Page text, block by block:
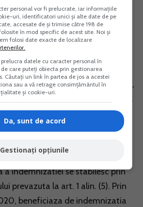
in baza Legii nr. 1/2005,
ulterioare, ale caror
se retin si se platesc de
prin declaratia privind
contributiilor sociale, impozitului
nominala a persoanelor asigurate,
la art. 147 alin. (1) din Legea nr.
si completarile ulterioare
aplicare a masurii prevazute la
profesionisti, precum si
a indemnizatiei se stabilesc prin
prevazuta la art. 1 alin. (5). Prin
beneficiaza de indemnizatia
personal vor fi prelucrate, iar informațiile
uri, identificatori unici și alte date de pe
accesate de și trimise către 198 de
în mod specific de acest site. Noi și
folosi date exacte de localizare
datele cu caracter personal în
care puteți obiecta prin gestionarea
Căutați un link în partea de jos a acestei
sau a vă retrage consimțământul în
și cookie-uri.
Da, sunt de acord
Gestionați opțiunile